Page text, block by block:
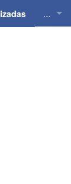
...